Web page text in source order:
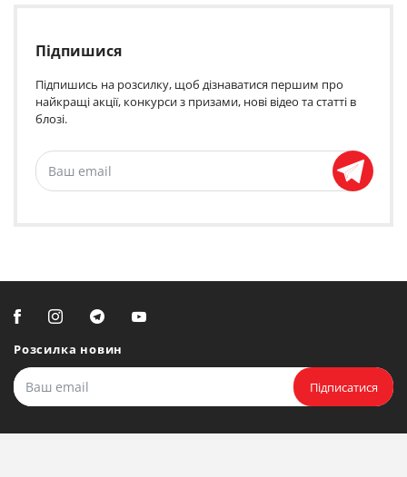
Підпишися
Підпишись на розсилку, щоб дізнаватися першим про
найкращі акції, конкурси з призами, нові відео та статті в
блозі.
Розсилка новин
Підписатися